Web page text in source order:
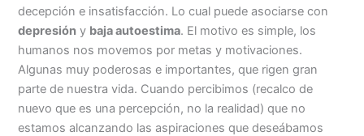
decepción e insatisfacción. Lo cual puede asociarse con
depresión y baja autoestima. El motivo es simple, los
humanos nos movemos por metas y motivaciones.
Algunas muy poderosas e importantes, que rigen gran
parte de nuestra vida. Cuando percibimos (recalco de
nuevo que es una percepción, no la realidad) que no
estamos alcanzando las aspiraciones que deseábamos